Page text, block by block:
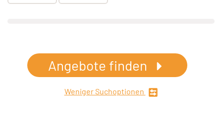
Angebote finden
Weniger Suchoptionen